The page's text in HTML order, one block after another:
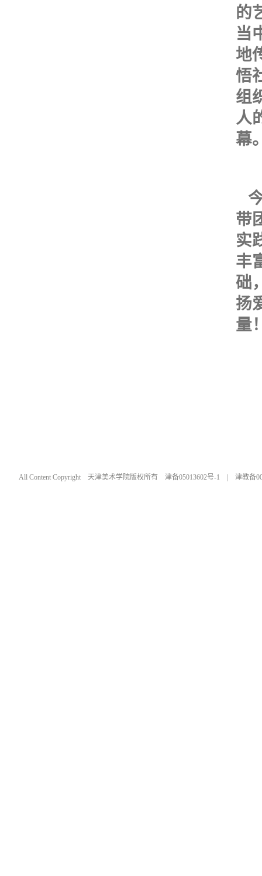
的
当
地
悟
组
人
幕
带
实
丰
础
扬
量
All Content Copyright 天津美术学院版权所有 津备05013602号-1 | 津教备